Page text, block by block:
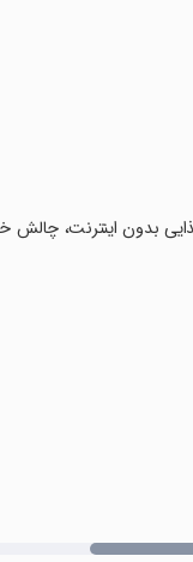
بدون اینترنت، چالش